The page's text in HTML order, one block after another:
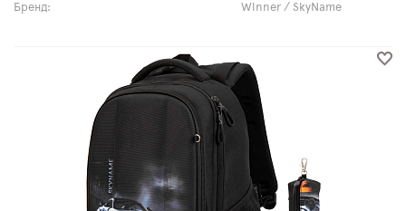
Бренд:
Winner / SkyName